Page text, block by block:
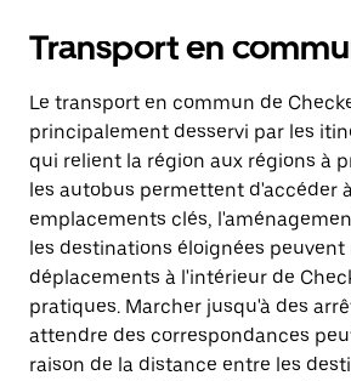
Transport en
Le transport en commun de
principalement desservi par les
qui relient la région aux régions à
les autobus permettent d'accéder
emplacements clés,
les destinations éloignées peuvent
déplacements à l'intérieur de
pratiques. Marcher jusqu'à des
attendre des correspondances
raison de la distance entre les